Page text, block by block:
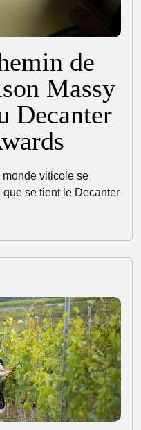
de
Massy
Decanter
viticole se
que se tient le Decanter